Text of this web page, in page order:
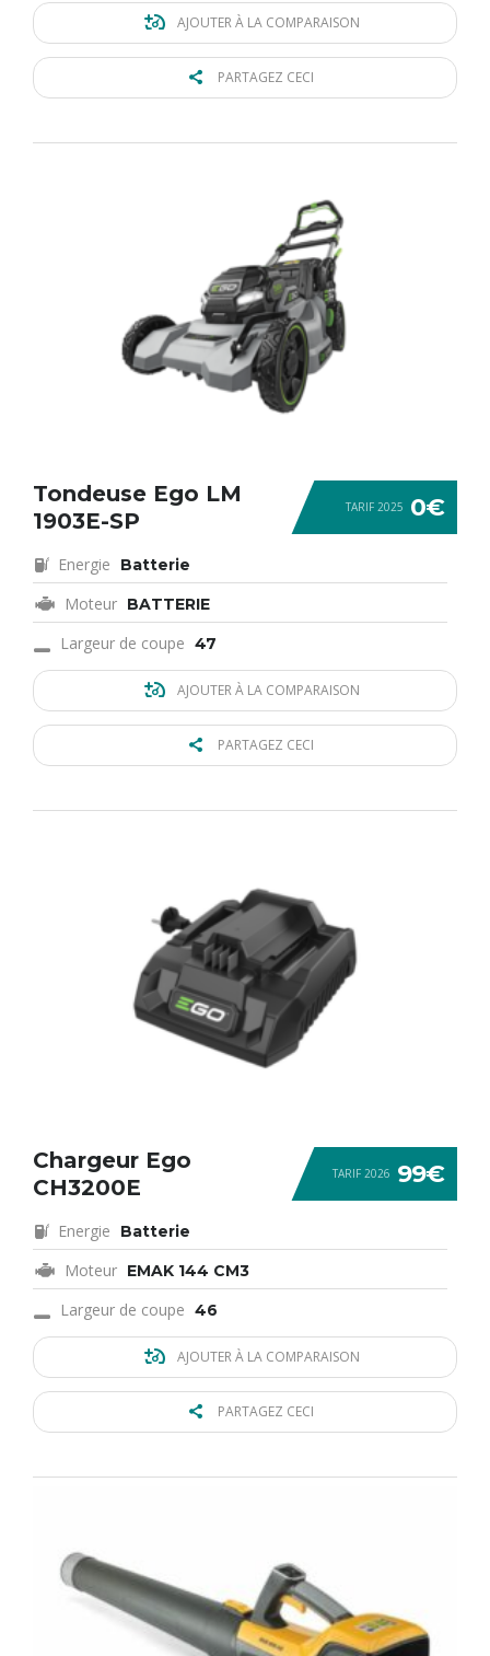
AJOUTER À LA COMPARAISON
PARTAGEZ CECI
TARIF 2025 0€
Tondeuse Ego LM
1903E-SP
Energie Batterie
Moteur BATTERIE
Largeur de coupe 47
AJOUTER À LA COMPARAISON
PARTAGEZ CECI
TARIF 2026 99€
Chargeur Ego
CH3200E
Energie Batterie
Moteur EMAK 144 CM3
Largeur de coupe 46
AJOUTER À LA COMPARAISON
PARTAGEZ CECI